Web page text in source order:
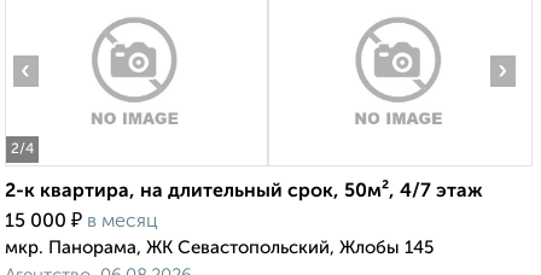
2/4
‹ ›
2-к квартира, на длительный срок, 50м², 4/7 этаж
15 000 ₽ в месяц
мкр. Панорама, ЖК Севастопольский, Жлобы 145